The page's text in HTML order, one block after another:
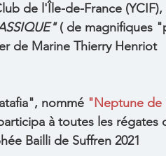
de l'Île-de-France
( de magnifiques
de Marine Thierry Henriot
nommé "Neptune de
à toutes les régates
Bailli de Suffren 2021